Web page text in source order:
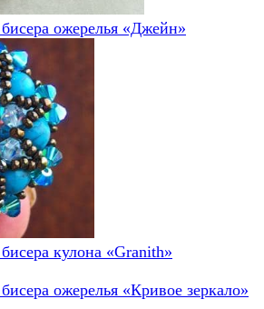
ожерелья «Джейн»
кулона «Granith»
ожерелья «Кривое зеркало»